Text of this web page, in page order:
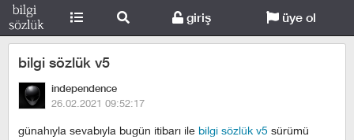
giriş üye ol
bilgi sözlük v5
independence
26.02.2021 09:52:17
günahıyla sevabıyla bugün itibarı ile bilgi sözlük v5 sürümü